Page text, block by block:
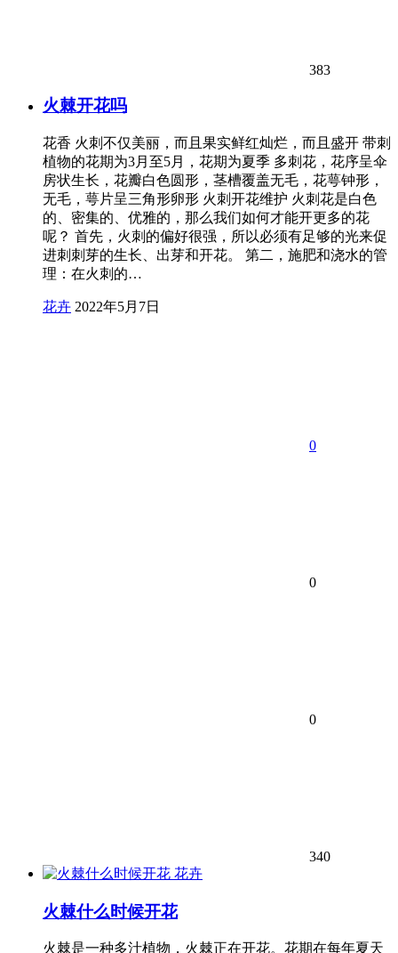
383
火棘开花吗
花香 火刺不仅美丽，而且果实鲜红灿烂，而且盛开 带刺
植物的花期为3月至5月，花期为夏季 多刺花，花序呈伞
房状生长，花瓣白色圆形，茎槽覆盖无毛，花萼钟形，
无毛，萼片呈三角形卵形 火刺开花维护 火刺花是白色
的、密集的、优雅的，那么我们如何才能开更多的花
呢？ 首先，火刺的偏好很强，所以必须有足够的光来促
进刺刺芽的生长、出芽和开花。 第二，施肥和浇水的管
理：在火刺的…
花卉 2022年5月7日
0
0
0
340
花卉
火棘什么时候开花
火棘是一种多汁植物，火棘正在开花。花期在每年夏天